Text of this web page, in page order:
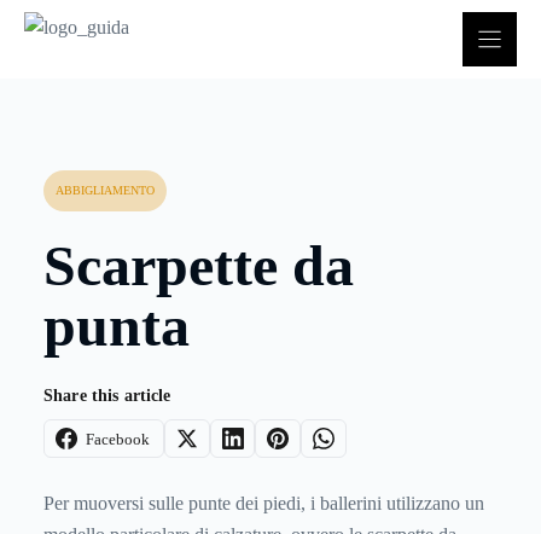
ABBIGLIAMENTO
Scarpette da
punta
Share this article
Facebook
Per muoversi sulle punte dei piedi, i ballerini utilizzano un